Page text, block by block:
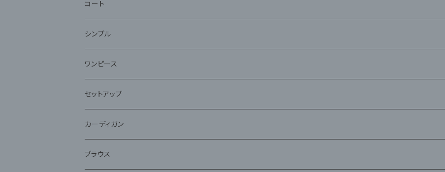
コート
ファー
シンプル
ワンピース
セットアップ
ジャケット
アンサンブル
カーディガン
ブラウス